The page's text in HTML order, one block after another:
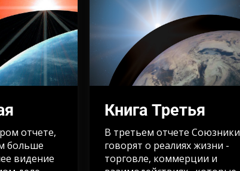
отчете,
больше
видение
Книга Третья
В третьем отчете Союзники
говорят о реалиях жизни -
торговле, коммерции и